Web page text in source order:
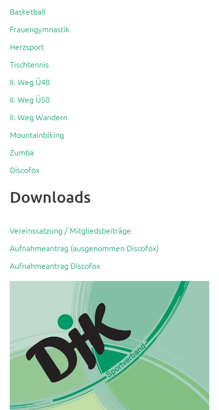
Basketball
Frauengymnastik
Herzsport
Tischtennis
II. Weg Ü40
II. Weg Ü50
II. Weg Wandern
Mountainbiking
Zumba
Discofox
Downloads
Vereinssatzung / Mitgliedsbeiträge
Aufnahmeantrag (ausgenommen Discofox)
Aufnahmeantrag Discofox